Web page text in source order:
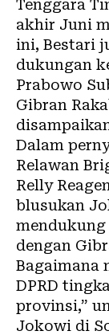
Tenggara
akhir Juni
ini, Bestari
dukungan
Prabowo
Gibran
Dalam
Relawan
Relly
blusukan
mendukung
dengan
Bagaimana
DPRD
provinsi,”
Jokowi di